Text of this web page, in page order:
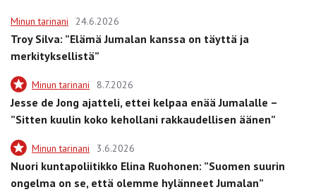
Minun tarinani 24.6.2026
Troy Silva: ”Elämä Jumalan kanssa on täyttä ja
merkityksellistä”
Minun tarinani 8.7.2026
Jesse de Jong ajatteli, ettei kelpaa enää Jumalalle –
”Sitten kuulin koko kehollani rakkaudellisen äänen”
Minun tarinani 3.6.2026
Nuori kuntapoliitikko Elina Ruohonen: ”Suomen suurin
ongelma on se, että olemme hylänneet Jumalan”